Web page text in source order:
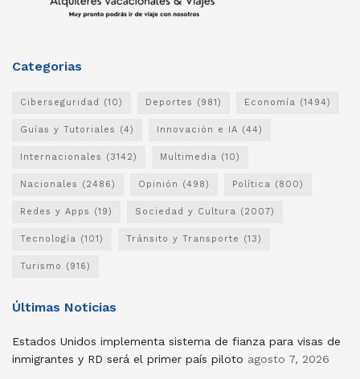
Categorias
Ciberseguridad (10) Deportes (981) Economía (1494)
Guías y Tutoriales (4) Innovación e IA (44)
Internacionales (3142) Multimedia (10)
Nacionales (2486) Opinión (498) Política (800)
Redes y Apps (19) Sociedad y Cultura (2007)
Tecnología (101) Tránsito y Transporte (13)
Turismo (916)
Últimas Noticias
Estados Unidos implementa sistema de fianza para visas de
inmigrantes y RD será el primer país piloto agosto 7, 2026